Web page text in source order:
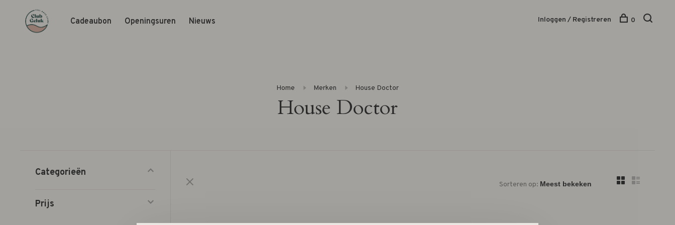
Cadeaubon Openingsuren Nieuws Inloggen / Registreren 0
Home Merken House Doctor
House Doctor
Categorieën
Prijs
Sorteren op: